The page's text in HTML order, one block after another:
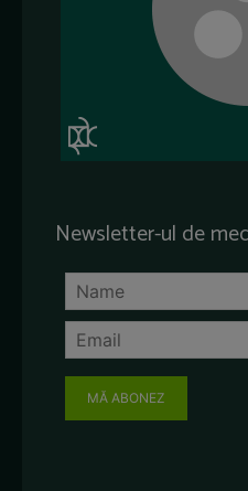
Newsletter-ul de
MĂ ABONEZ